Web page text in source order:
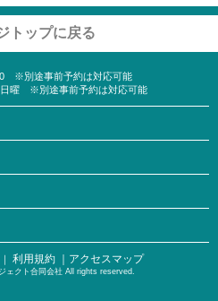
トップに戻る
※別途事前予約は対応可能
日曜 ※別途事前予約は対応可能
｜ 利用規約 ｜アクセスマップ
ェクト合同会社 All rights reserved.